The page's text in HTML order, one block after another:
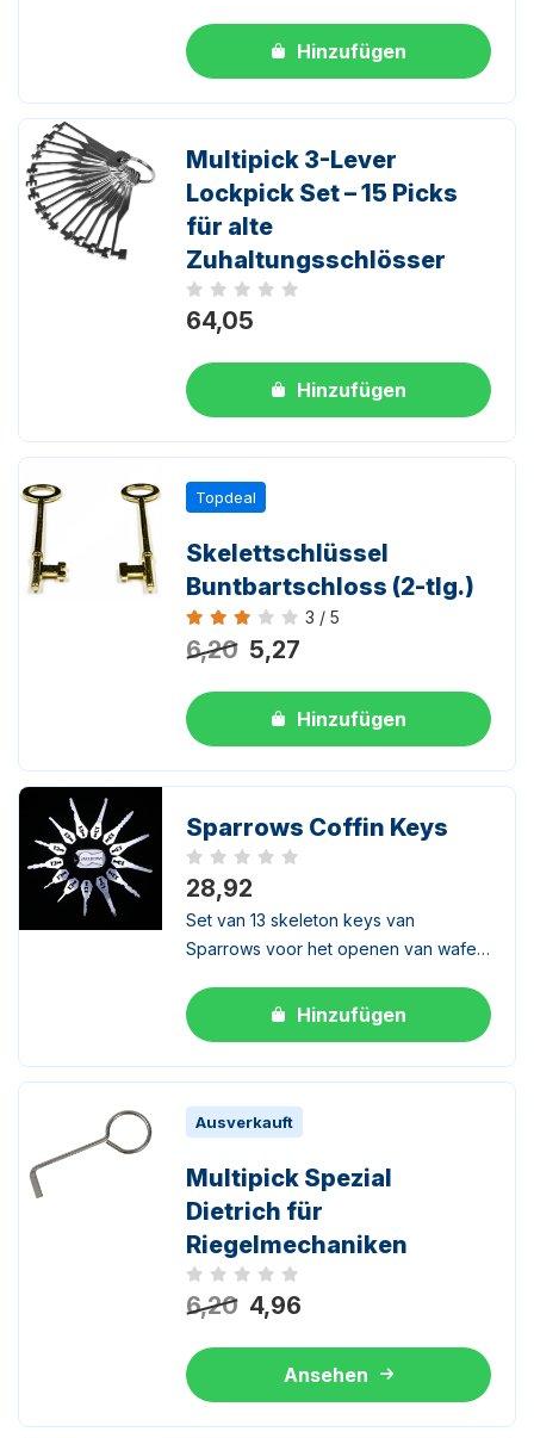
Hinzufügen
Multipick 3-Lever
Lockpick Set – 15 Picks
für alte
Zuhaltungsschlösser
Noch keine Bewertungen
64,05
Hinzufügen
Topdeal
Skelettschlüssel
Buntbartschloss (2-tlg.)
Bewertung 3 von 5
3 / 5
6,20 5,27
Hinzufügen
Sparrows Coffin Keys
Noch keine Bewertungen
28,92
Set van 13 skeleton keys van
Sparrows voor het openen van wafer-
Hinzufügen
Ausverkauft
Multipick Spezial
Dietrich für
Riegelmechaniken
Noch keine Bewertungen
6,20 4,96
Ansehen